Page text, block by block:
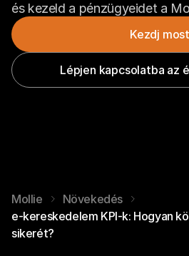
és kezeld a pénzügyeidet a
Kezdj most
Lépjen kapcsolatba az
Mollie
Növekedés
e-kereskedelem KPI-k: Hogyan
sikerét?